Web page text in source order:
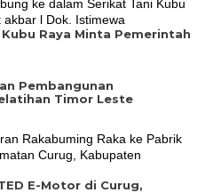
Raya Minta Pemerintah
Pembangunan
Timor Leste
E-Motor di Curug,